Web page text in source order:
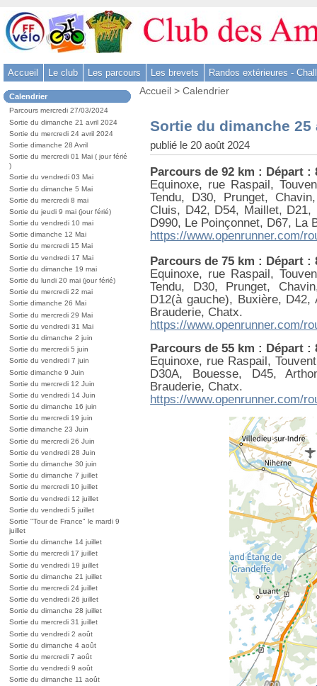
Aller
au
contenu
Aller
menu
-
Aller
à
la
recherche
Accueil Le club Les parcours Les brevets Randos extérieures -
Dans
la
rubrique
:
Calendrier
Parcours mercredi 27/03/2024
Sortie du dimanche 21 avril 2024
Sortie du mercredi 24 avril 2024
Sortie dimanche 28 Avril
Sortie du mercredi 01 Mai ( jour férié
)
Sortie du vendredi 03 Mai
Sortie du dimanche 5 Mai
Sortie du mercredi 8 mai
Sortie du jeudi 9 mai (jour férié)
Sortie du vendredi 10 mai
Sortie dimanche 12 Mai
Sortie du mercredi 15 Mai
Sortie du vendredi 17 Mai
Sortie du dimanche 19 mai
Sortie du lundi 20 mai (jour férié)
Sortie du mercredi 22 mai
Sortie dimanche 26 Mai
Sortie du mercredi 29 Mai
Sortie du vendredi 31 Mai
Sortie du dimanche 2 juin
Sortie du mercredi 5 juin
Sortie du vendredi 7 juin
Sortie dimanche 9 Juin
Sortie du mercredi 12 Juin
Sortie du vendredi 14 Juin
Sortie du dimanche 16 juin
Sortie du mercredi 19 juin
Sortie dimanche 23 Juin
Sortie du mercredi 26 Juin
Sortie du vendredi 28 Juin
Sortie du dimanche 30 juin
Sortie du dimanche 7 juillet
Sortie du mercredi 10 juillet
Sortie du vendredi 12 juillet
Sortie du vendredi 5 juillet
Sortie "Tour de France" le mardi 9
juillet
Sortie du dimanche 14 juillet
Sortie du mercredi 17 juillet
Sortie du vendredi 19 juillet
Sortie du dimanche 21 juillet
Sortie du mercredi 24 juillet
Sortie du vendredi 26 juillet
Sortie du dimanche 28 juillet
Sortie du mercredi 31 juillet
Sortie du vendredi 2 août
Sortie du dimanche 4 août
Sortie du mercredi 7 août
Sortie du vendredi 9 août
Sortie du dimanche 11 août
Vous
Accueil >Calendrier
Sortie du dimanche 25
publié le 20 août 2024
Parcours de 92 km : Départ :
Equinoxe, rue Raspail,
Tendu, D30, Prunget,
Cluis, D42, D54, Maillet, D21,
D990, Le Poinçonnet, D67, La
https://www.openrunner.com/
Parcours de 75 km : Départ :
Equinoxe, rue Raspail,
Tendu, D30, Prunget,
D12(à gauche), Buxière,
Brauderie, Chatx.
https://www.openrunner.com/
Parcours de 55 km : Départ :
Equinoxe, rue Raspail,
D30A, Bouesse, D45,
Brauderie, Chatx.
https://www.openrunner.com/